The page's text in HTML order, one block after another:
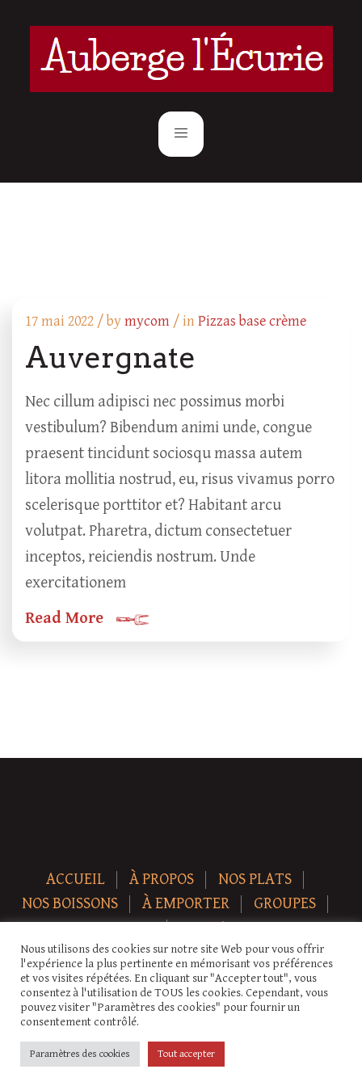
17 mai 2022 /bymycom / inPizzas base crème
Auvergnate
Nec cillum adipisci nec possimus morbi
vestibulum? Bibendum animi unde, congue
praesent tincidunt sociosqu massa autem
litora mollitia nostrud, eu, risus vivamus porro
scelerisque porttitor et? Habitant arcu
volutpat. Pharetra, dictum consectetuer
inceptos, reiciendis nostrum. Unde
exercitationem
Read More
ACCUEIL À PROPOS
NOS PLATS
NOS BOISSONS
À EMPORTER
GROUPES
NEWS
CONTACT
Copyright © 2026 Auberge-ecurie. Tous droits réservés.
Nous utilisons des cookies sur notre site Web pour vous offrir
l'expérience la plus pertinente en mémorisant vos préférences
et vos visites répétées. En cliquant sur "Accepter tout", vous
consentez à l'utilisation de TOUS les cookies. Cependant, vous
pouvez visiter "Paramètres des cookies" pour fournir un
consentement contrôlé.
Paramètres des cookies Tout accepter